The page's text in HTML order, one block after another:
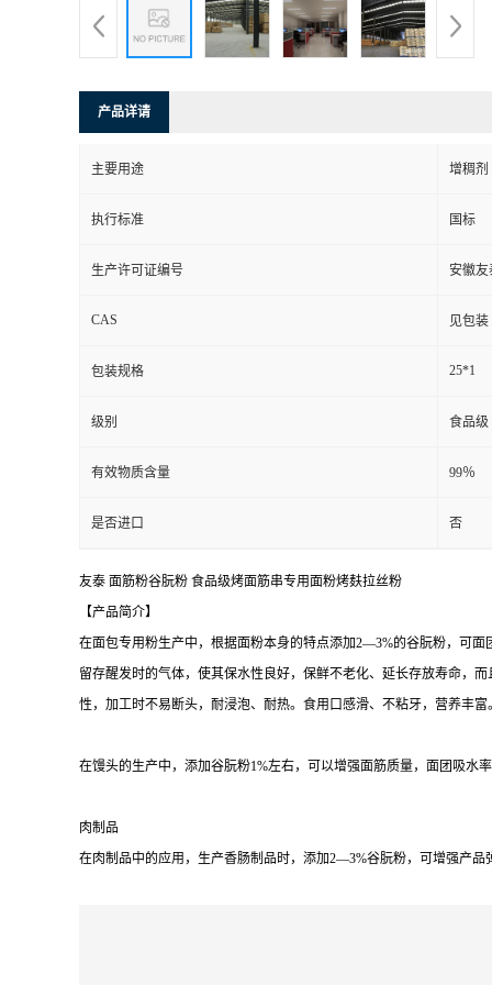
产品详请
主要用途 增稠剂
执行标准 国标
生产许可证编号 安徽友
CAS 见包装
包装规格 25*1
级别 食品级
有效物质含量 99％
是否进口 否
友泰 面筋粉谷朊粉 食品级烤面筋串专用面粉烤麸拉丝粉
【产品简介】
在面包专用粉生产中，根据面粉本身的特点添加2—3%的谷朊粉，可
留存醒发时的气体，使其保水性良好，保鲜不老化、延长存放寿命，
性，加工时不易断头，耐浸泡、耐热。食用口感滑、不粘牙，营养丰富
在馒头的生产中，添加谷朊粉1%左右，可以增强面筋质量，面团吸水
肉制品
在肉制品中的应用，生产香肠制品时，添加2—3%谷朊粉，可增强产